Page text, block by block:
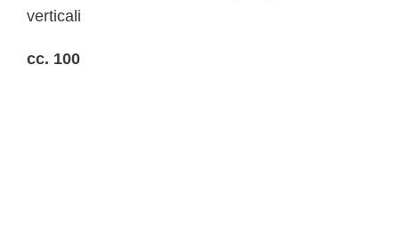
verticali
cc. 100